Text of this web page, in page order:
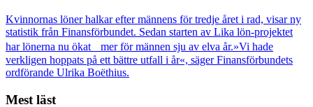
Kvinnornas löner halkar efter männens för tredje året i rad, visar ny
statistik från Finansförbundet. Sedan starten av Lika lön-projektet
har lönerna nu ökat mer för männen sju av elva år.»Vi hade
verkligen hoppats på ett bättre utfall i år«, säger Finansförbundets
ordförande Ulrika Boëthius.
Mest läst